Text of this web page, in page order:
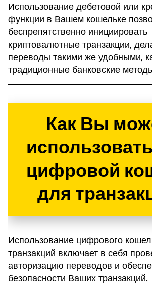
Использование дебетовой или
функции в Вашем кошельке
беспрепятственно инициировать
криптовалютные транзакции,
переводы такими же удобными,
традиционные банковские
Как Вы
цифровой
для
Использование цифрового
транзакций включает в себя
авторизацию переводов и
безопасности Ваших транзакций.